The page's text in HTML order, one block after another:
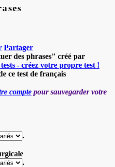
Partager
des phrases" créé par
- créez votre propre test !
ce test de français
compte pour sauvegarder votre
.
.